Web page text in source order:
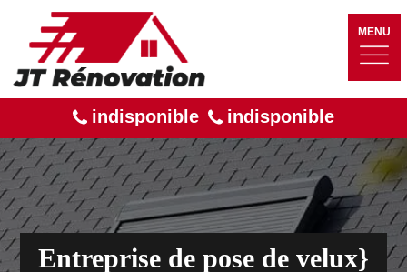
MENU
indisponible indisponible
Entreprise de pose de velux}